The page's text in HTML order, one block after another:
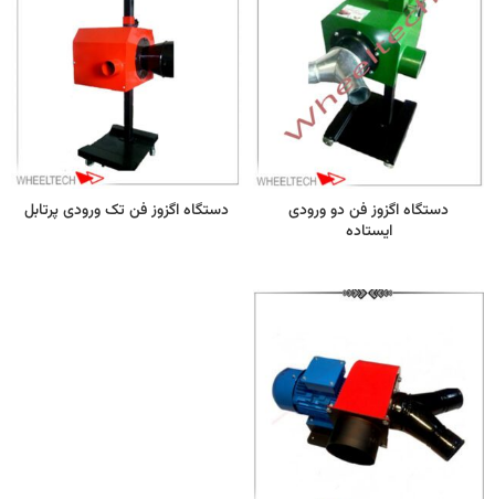
دستگاه اگزوز فن دو ورودی
ایستاده
دستگاه اگزوز فن تک ورودی پرتابل